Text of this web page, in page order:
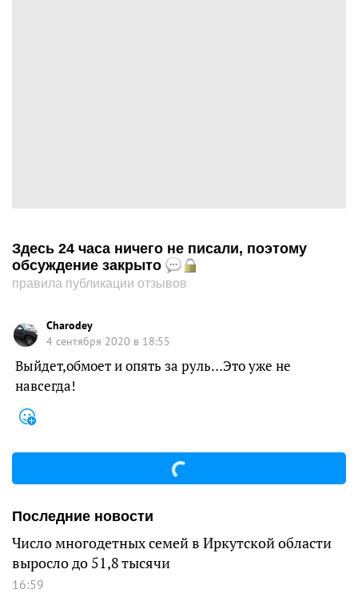
Здесь 24 часа ничего не писали, поэтому
обсуждение закрыто
правила публикации отзывов
Charodey
4 сентября 2020 в 18:55
Выйдет,обмоет и опять за руль…Это уже не
навсегда!
Последние новости
Число многодетных семей в Иркутской области
выросло до 51,8 тысячи
16:59